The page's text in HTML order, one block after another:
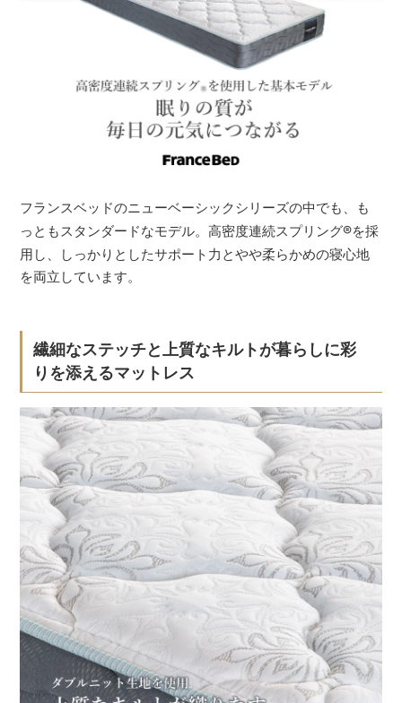
フランスベッドのニューベーシックシリーズの中でも、も
っともスタンダードなモデル。高密度連続スプリング®を採
用し、しっかりとしたサポート力とやや柔らかめの寝心地
を両立しています。
繊細なステッチと上質なキルトが暮らしに彩
りを添えるマットレス